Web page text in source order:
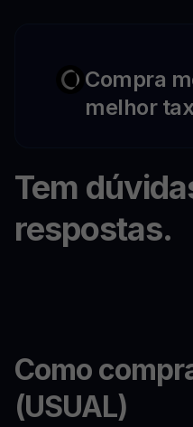
Compra
melhor
Tem
respostas.
Como
(USUAL)